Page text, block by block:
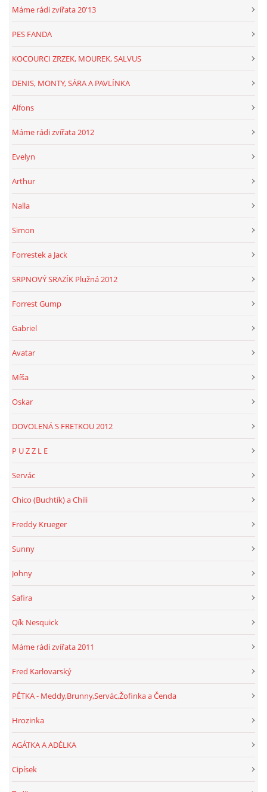
Máme rádi zvířata 20'13
PES FANDA
KOCOURCI ZRZEK, MOUREK, SALVUS
DENIS, MONTY, SÁRA A PAVLÍNKA
Alfons
Máme rádi zvířata 2012
Evelyn
Arthur
Nalla
Simon
Forrestek a Jack
SRPNOVÝ SRAZÍK Plužná 2012
Forrest Gump
Gabriel
Avatar
Míša
Oskar
DOVOLENÁ S FRETKOU 2012
P U Z Z L E
Servác
Chico (Buchtík) a Chili
Freddy Krueger
Sunny
Johny
Safira
Qík Nesquick
Máme rádi zvířata 2011
Fred Karlovarský
PĚTKA - Meddy,Brunny,Servác,Žofinka a Čenda
Hrozinka
AGÁTKA A ADÉLKA
Cipísek